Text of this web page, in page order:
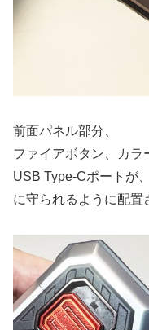
前面パネル部分、
ファイアボタン、カラ
USB Type-Cポートが
に守られるように配置